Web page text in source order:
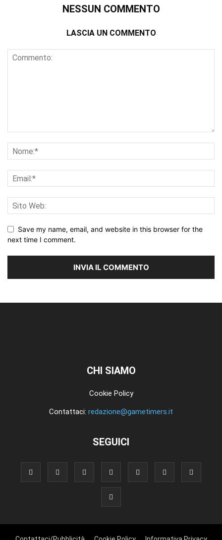
NESSUN COMMENTO
LASCIA UN COMMENTO
Save my name, email, and website in this browser for the
next time I comment.
CHI SIAMO
Cookie Policy
Contattaci: redazione@gametimers.it
SEGUICI